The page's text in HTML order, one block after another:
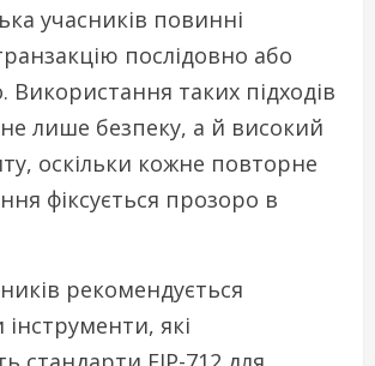
учасників повинні
послідовно або
Використання таких підходів
лише безпеку, а й високий
оскільки кожне повторне
фіксується прозоро в
рекомендується
інструменти, які